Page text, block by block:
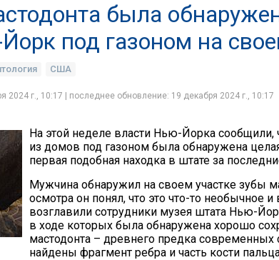
была
под газоном на
США
2024 г., 10:17 | последнее обновление: 19 декабря 2024 г., 10:17
На этой неделе власти Нью-Йорка сообщили,
из домов под газоном была обнаружена
первая подобная находка в штате за
Мужчина обнаружил на своем участке зубы
осмотра он понял, что это что-то необычное
возглавили сотрудники музея штата Нью-
в ходе которых была обнаружена хорошо
мастодонта – древнего предка
найдены фрагмент ребра и часть кости